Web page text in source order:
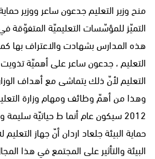
منح وزير التعليم جدعون ساعر ووزير
التميّز للمؤسّسات التعليميّة المتفوّقة في
هذه المدارس بشهادت والاعتراف بها
التعليم ، جدعون ساعر على أهميّة
التعليم لأنّ ذلك يتماشى مع أهداف
وهذا من أهمّ وظائف ومهام وزارة
2012 سيكون عام أنما ط حياتيّة
حماية البيئة جلعاد اردان أنّ جهاز
البيئة والتأثير على المجتمع في هذا